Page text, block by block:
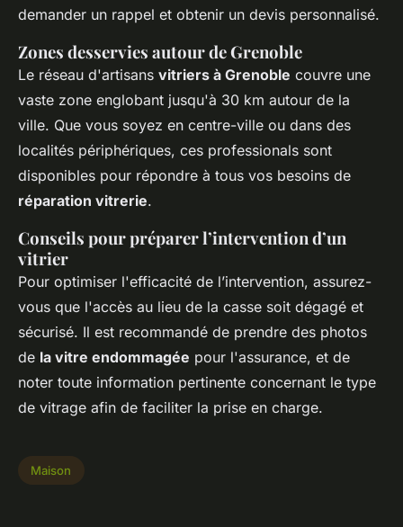
demander un rappel et obtenir un devis personnalisé.
Zones desservies autour de Grenoble
Le réseau d'artisans vitriers à Grenoble couvre une
vaste zone englobant jusqu'à 30 km autour de la
ville. Que vous soyez en centre-ville ou dans des
localités périphériques, ces professionals sont
disponibles pour répondre à tous vos besoins de
réparation vitrerie.
Conseils pour préparer l’intervention d’un
vitrier
Pour optimiser l'efficacité de l’intervention, assurez-
vous que l'accès au lieu de la casse soit dégagé et
sécurisé. Il est recommandé de prendre des photos
de la vitre endommagée pour l'assurance, et de
noter toute information pertinente concernant le type
de vitrage afin de faciliter la prise en charge.
Maison